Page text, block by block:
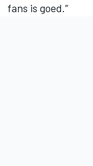
fans is goed.”